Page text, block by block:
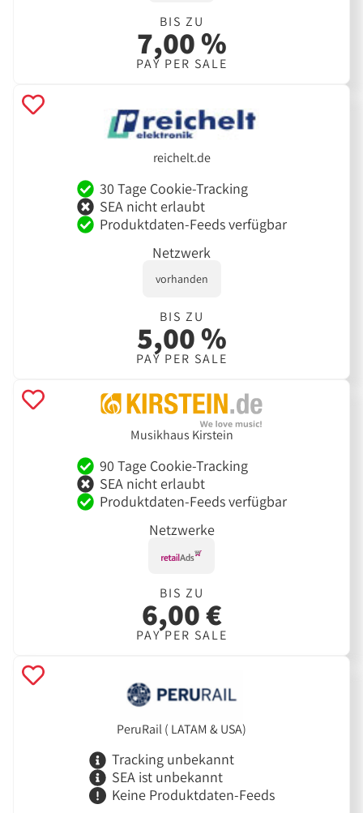
BIS ZU
7,00 %
PAY PER SALE
reichelt.de
30 Tage Cookie-Tracking
SEA nicht erlaubt
Produktdaten-Feeds verfügbar
Netzwerk
vorhanden
BIS ZU
5,00 %
PAY PER SALE
Musikhaus Kirstein
90 Tage Cookie-Tracking
SEA nicht erlaubt
Produktdaten-Feeds verfügbar
Netzwerke
BIS ZU
6,00 €
PAY PER SALE
PeruRail ( LATAM & USA)
Tracking unbekannt
SEA ist unbekannt
Keine Produktdaten-Feeds